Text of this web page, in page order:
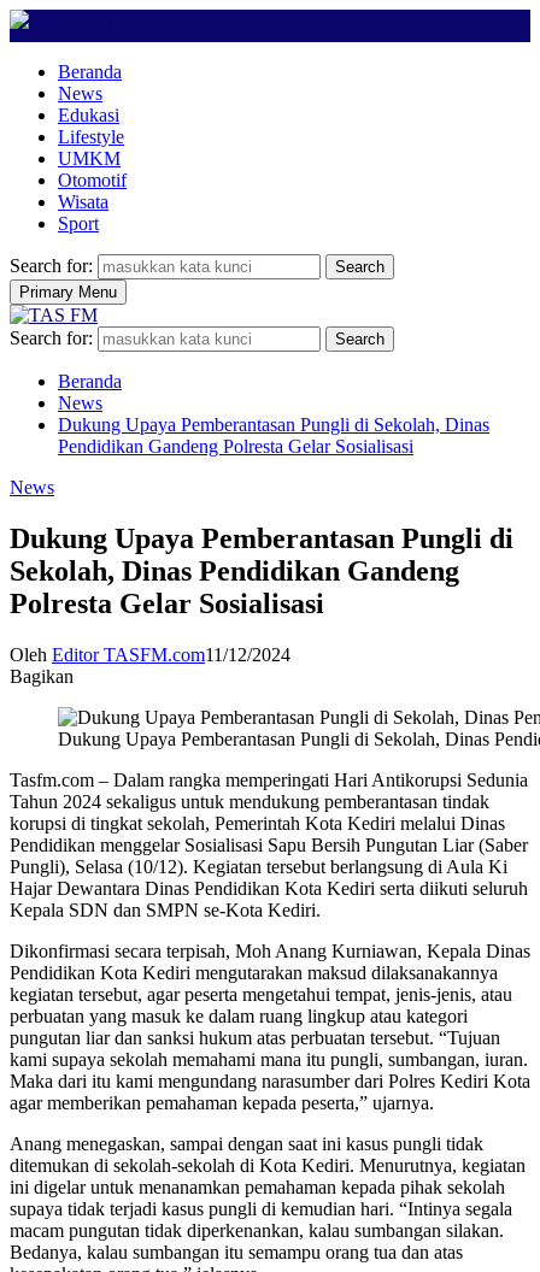
Beranda
News
Edukasi
Lifestyle
UMKM
Otomotif
Wisata
Sport
Search for:
Search
Primary Menu
Search for: Search
Beranda
News
Dukung Upaya Pemberantasan Pungli di Sekolah, Dinas
Pendidikan Gandeng Polresta Gelar Sosialisasi
News
Dukung Upaya Pemberantasan Pungli di
Sekolah, Dinas Pendidikan Gandeng
Polresta Gelar Sosialisasi
Oleh Editor TASFM.com11/12/2024
Bagikan
Dukung Upaya Pemberantasan Pungli di Sekolah, Dinas
Tasfm.com – Dalam rangka memperingati Hari Antikorupsi Sedunia
Tahun 2024 sekaligus untuk mendukung pemberantasan tindak
korupsi di tingkat sekolah, Pemerintah Kota Kediri melalui Dinas
Pendidikan menggelar Sosialisasi Sapu Bersih Pungutan Liar (Saber
Pungli), Selasa (10/12). Kegiatan tersebut berlangsung di Aula Ki
Hajar Dewantara Dinas Pendidikan Kota Kediri serta diikuti seluruh
Kepala SDN dan SMPN se-Kota Kediri.
Dikonfirmasi secara terpisah, Moh Anang Kurniawan, Kepala Dinas
Pendidikan Kota Kediri mengutarakan maksud dilaksanakannya
kegiatan tersebut, agar peserta mengetahui tempat, jenis-jenis, atau
perbuatan yang masuk ke dalam ruang lingkup atau kategori
pungutan liar dan sanksi hukum atas perbuatan tersebut. “Tujuan
kami supaya sekolah memahami mana itu pungli, sumbangan, iuran.
Maka dari itu kami mengundang narasumber dari Polres Kediri Kota
agar memberikan pemahaman kepada peserta,” ujarnya.
Anang menegaskan, sampai dengan saat ini kasus pungli tidak
ditemukan di sekolah-sekolah di Kota Kediri. Menurutnya, kegiatan
ini digelar untuk menanamkan pemahaman kepada pihak sekolah
supaya tidak terjadi kasus pungli di kemudian hari. “Intinya segala
macam pungutan tidak diperkenankan, kalau sumbangan silakan.
Bedanya, kalau sumbangan itu semampu orang tua dan atas